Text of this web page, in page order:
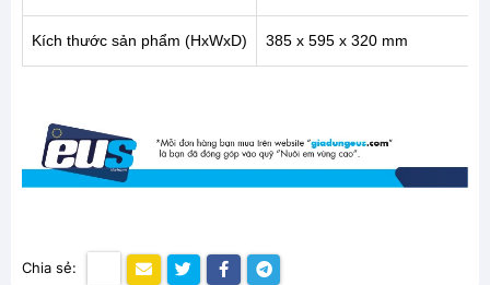
Kích thước sản phẩm (HxWxD) 385 x 595 x 320 mm
Chia sẻ: